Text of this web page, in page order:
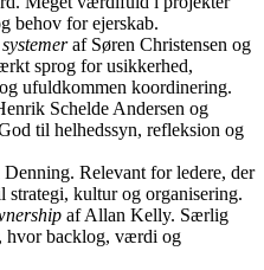
behov for ejerskab.
af Søren Christensen og
sprog for usikkerhed,
ufuldkommen koordinering.
Schelde Andersen og
til helhedssyn, refleksion og
Denning. Relevant for ledere, der
kultur og organisering.
af Allan Kelly. Særlig
hvor backlog, værdi og